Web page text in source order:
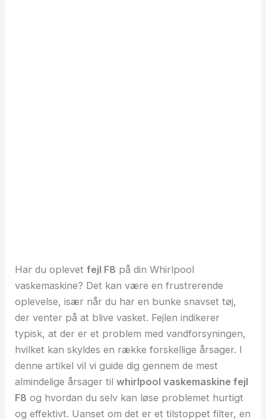
Har du oplevetfejl F8 på din Whirlpool
vaskemaskine? Det kan være en frustrerende
oplevelse, især når du har en bunke snavset tøj,
der venter på at blive vasket. Fejlen indikerer
typisk, at der er et problem med vandforsyningen,
hvilket kan skyldes en række forskellige årsager. I
denne artikel vil vi guide dig gennem de mest
almindelige årsager tilwhirlpool vaskemaskine fejl
F8 og hvordan du selv kan løse problemet hurtigt
og effektivt. Uanset om det er et tilstoppet filter, en